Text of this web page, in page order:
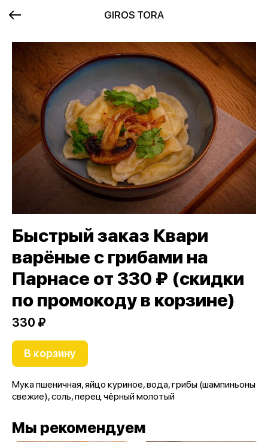
GIROS TORA
Быстрый заказ Квари
варёные с грибами на
Парнасе от 330 ₽ (скидки
по промокоду в корзине)
330 ₽
В корзину
Мука пшеничная, яйцо куриное, вода, грибы (шампиньоны
свежие), соль, перец чёрный молотый
Мы рекомендуем